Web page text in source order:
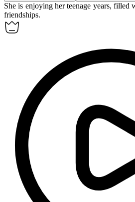
She is enjoying herteenage years, filled
friendships.